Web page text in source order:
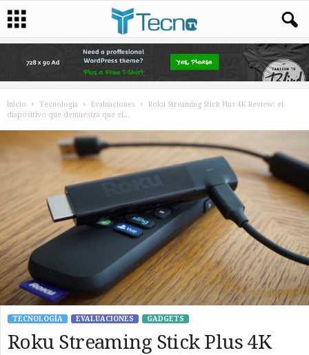
Inicio Tecnología Evaluaciones
Roku Streaming Stick Plus 4K Review: el
dispositivo que demuestra que el...
TECNOLOGÍA EVALUACIONES GADGETS
Roku Streaming Stick Plus 4K